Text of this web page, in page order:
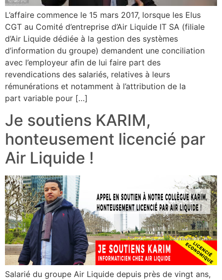
L’affaire commence le 15 mars 2017, lorsque les Elus
CGT au Comité d’entreprise d’Air Liquide IT SA (filiale
d’Air Liquide dédiée à la gestion des systèmes
d’information du groupe) demandent une conciliation
avec l’employeur afin de lui faire part des
revendications des salariés, relatives à leurs
rémunérations et notamment à l’attribution de la
part variable pour […]
Je soutiens KARIM,
honteusement licencié par
Air Liquide !
Salarié du groupe Air Liquide depuis près de vingt ans,